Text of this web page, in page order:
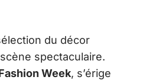
du décor
spectaculaire.
Week, s’érige